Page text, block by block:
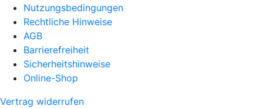
Nutzungsbedingungen
Rechtliche Hinweise
AGB
Barrierefreiheit
Sicherheitshinweise
Online-Shop
Vertrag widerrufen